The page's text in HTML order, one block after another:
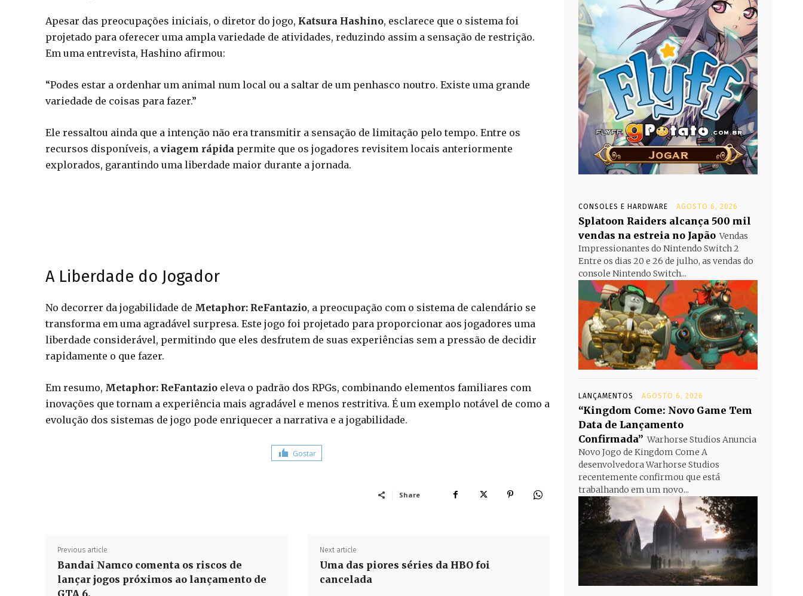
Apesar das preocupações iniciais, o diretor do jogo, Katsura Hashino, esclarece que o sistema foi
projetado para oferecer uma ampla variedade de atividades, reduzindo assim a sensação de restrição.
Em uma entrevista, Hashino afirmou:
“Podes estar a ordenhar um animal num local ou a saltar de um penhasco noutro. Existe uma grande
variedade de coisas para fazer.”
Ele ressaltou ainda que a intenção não era transmitir a sensação de limitação pelo tempo. Entre os
recursos disponíveis, a viagem rápida permite que os jogadores revisitem locais anteriormente
explorados, garantindo uma liberdade maior durante a jornada.
A Liberdade do Jogador
No decorrer da jogabilidade de Metaphor: ReFantazio, a preocupação com o sistema de calendário se
transforma em uma agradável surpresa. Este jogo foi projetado para proporcionar aos jogadores uma
liberdade considerável, permitindo que eles desfrutem de suas experiências sem a pressão de decidir
rapidamente o que fazer.
Em resumo, Metaphor: ReFantazio eleva o padrão dos RPGs, combinando elementos familiares com
inovações que tornam a experiência mais agradável e menos restritiva. É um exemplo notável de como a
evolução dos sistemas de jogo pode enriquecer a narrativa e a jogabilidade.
Gostar
Share
Previous article
Bandai Namco comenta os riscos de
lançar jogos próximos ao lançamento de
GTA 6.
Next article
Uma das piores séries da HBO foi
cancelada
CONSOLES E HARDWARE AGOSTO 6, 2026
Splatoon Raiders alcança 500 mil
vendas na estreia no Japão Vendas
Impressionantes do Nintendo Switch 2
Entre os dias 20 e 26 de julho, as vendas do
console Nintendo Switch...
LANÇAMENTOS AGOSTO 6, 2026
“Kingdom Come: Novo Game Tem
Data de Lançamento
Confirmada” Warhorse Studios Anuncia
Novo Jogo de Kingdom Come A
desenvolvedora Warhorse Studios
recentemente confirmou que está
trabalhando em um novo...